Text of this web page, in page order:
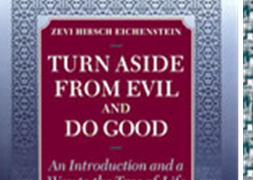
Zevi Hirsch Eichenstein
לואיס ג'ייקובס
לואיס ג'ייקובס